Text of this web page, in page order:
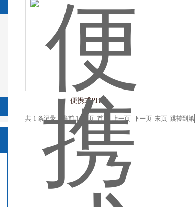
便携式PH计
共 1 条记录，当前 1 / 1 页 首页 上一页 下一页 末页 跳转到第